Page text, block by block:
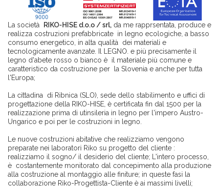
La società RIKO-HISE d.o.o / srl, da me rapprsentata, produce e
realizza costruzioni prefabbricate in legno ecologiche, a basso
consumo energetico, in alta qualità dei materiali e
tecnologicamente avanzate. Il LEGNO. e più precisamente il
legno d'abete rosso o bianco è il materiale più comune e
caratteristico da costruzione per la Slovenia e anche per tutta
l'Europa;
La cittadina di Ribnica (SLO), sede dello stabilimento e uffici di
progettazione della RIKO-HISE, è certificata fin dal 1500 per la
realizzazione prima di utinsileria in legno per l'impero Austro-
Ungarico e poi per le costruzioni in legno.
Le nuove costruzioni abitative che realizziamo vengono
preparate nei laboratori Riko su progetto del cliente :
realizziamo il sogno/ il desiderio del cliente; L'intero processo,
è costantemente monitorato dal concepimento alla produzione
alla costruzione al montaggio alle finiture; in queste fasi la
collaborazione Riko-Progettista-Cliente è ai massimi livelli;